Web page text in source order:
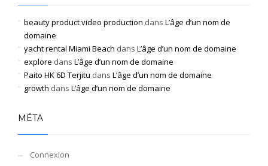
beauty product video production dans L’âge d’un nom de
domaine
yacht rental Miami Beach dans L’âge d’un nom de domaine
explore dans L’âge d’un nom de domaine
Paito HK 6D Terjitu dans L’âge d’un nom de domaine
growth dans L’âge d’un nom de domaine
MÉTA
Connexion